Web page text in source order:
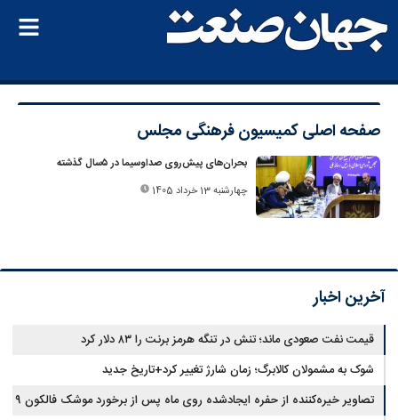
صفحه اصلیکمیسیون فرهنگی مجلس
بحران‌های پیش‌روی صداوسیما در ۵سال گذشته
چهارشنبه 13 خرداد 1405
آخرین اخبار
قیمت نفت صعودی ماند؛ تنش در تنگه هرمز برنت را ۸۳ دلار کرد
شوک به مشمولان کالابرگ؛ زمان شارژ تغییر کرد+تاریخ جدید
تصاویر خیره‌کننده از حفره ایجادشده روی ماه پس از برخورد موشک فالکون ۹